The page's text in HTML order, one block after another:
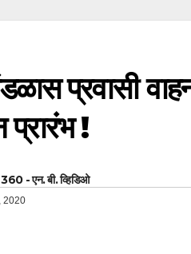
प्रवासी
प्रारंभ !
- एन. बी. व्हिडिओ
2020